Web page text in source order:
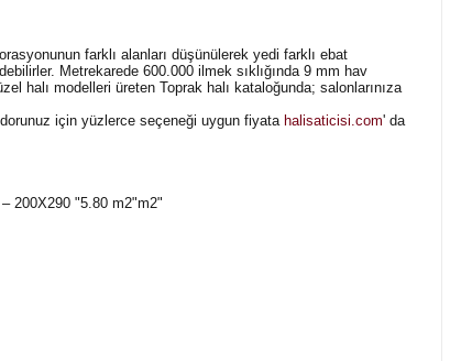
farklı alanları düşünülerek yedi farklı ebat
Metrekarede 600.000 ilmek sıklığında 9 mm hav
halı modelleri üreten Toprak halı kataloğunda; salonlarınıza
için yüzlerce seçeneği uygun fiyata halisaticisi.com' da
200X290 "5.80 m2"m2"